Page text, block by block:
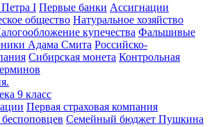
I Первые банки Ассигнации
общество Натуральное хозяйство
купечества Фальшивые
Адама Смита Российско-
Сибирская монета Контрольная
9 класс
Первая страховая компания
Семейный бюджет Пушкина